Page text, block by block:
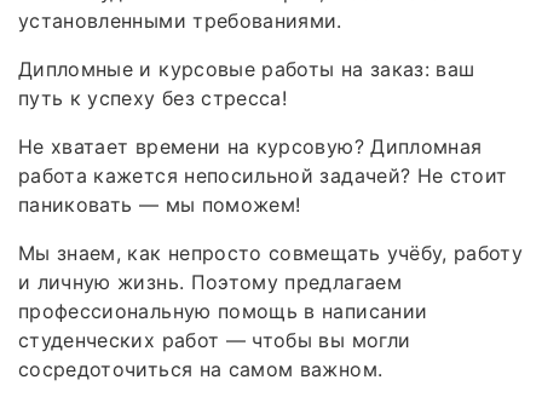
установленными требованиями.
Дипломные и курсовые работы на заказ: ваш
путь к успеху без стресса!
Не хватает времени на курсовую? Дипломная
работа кажется непосильной задачей? Не стоит
паниковать — мы поможем!
Мы знаем, как непросто совмещать учёбу, работу
и личную жизнь. Поэтому предлагаем
профессиональную помощь в написании
студенческих работ — чтобы вы могли
сосредоточиться на самом важном.